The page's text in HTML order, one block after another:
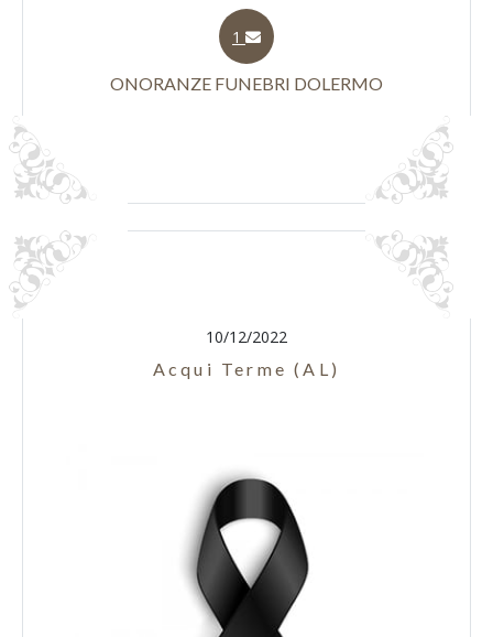
1
ONORANZE FUNEBRI DOLERMO
10/12/2022
Acqui Terme (AL)